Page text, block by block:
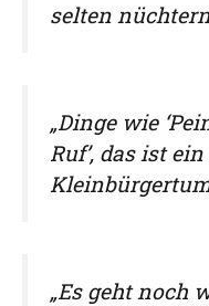
selten
„Dinge wie
Ruf’, das ist
„Es geht noch